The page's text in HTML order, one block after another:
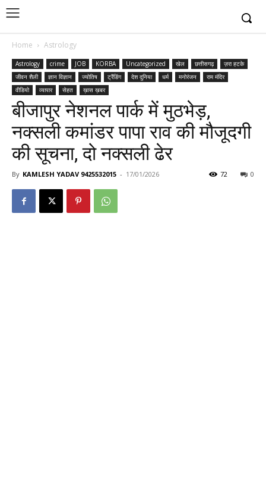
Home Astrology
Astrology crime JOB KORBA Uncategorized खेल छत्तीसगढ़
ज़रा हटके
जीवन शैली
ज्ञान विज्ञान ज्योतिष ट्रैंडिंग देश दुनिया धर्म मनोरंजन
राम मंदिर
वीडियो
व्यापार सेहत ख़ास ख़बर
बीजापुर नेशनल पार्क में मुठभेड़,
नक्सली कमांडर पापा राव की मौजूदगी
की सूचना, दो नक्सली ढेर
By KAMLESH YADAV 9425532015 - 17/01/2026 0
72